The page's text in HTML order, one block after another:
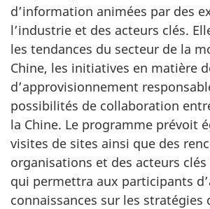
d’information animées par des
l’industrie et des acteurs clés.
les tendances du secteur de la
Chine, les initiatives en matière
d’approvisionnement
possibilités de collaboration
la Chine. Le programme prévoit
visites de sites ainsi que des
organisations et des acteurs
qui permettra aux participants
connaissances sur les stratégies